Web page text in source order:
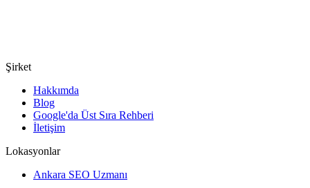
Şirket
Hakkımda
Blog
Google'da Üst Sıra Rehberi
İletişim
Lokasyonlar
Ankara SEO Uzmanı